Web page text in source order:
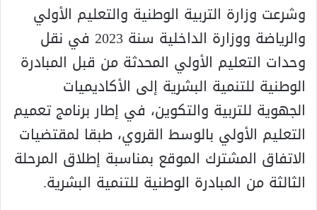
وشرعت وزارة التربية الوطنية والتعليم الأولي
والرياضة ووزارة الداخلية سنة 2023 في نقل
وحدات التعليم الأولي المحدثة من قبل المبادرة
الوطنية للتنمية البشرية إلى الأكاديميات
الجهوية للتربية والتكوين، في إطار برنامج تعميم
التعليم الأولي بالوسط القروي، طبقا لمقتضيات
الاتفاق المشترك الموقع بمناسبة إطلاق المرحلة
الثالثة من المبادرة الوطنية للتنمية البشرية.